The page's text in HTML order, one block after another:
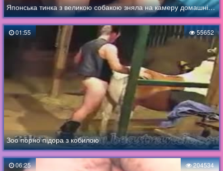
Японська тинка з великою собакою зняла на камеру домашній секс зі спермою
01:55 55652
Зоо порно підора з кобилою
06:25 204534